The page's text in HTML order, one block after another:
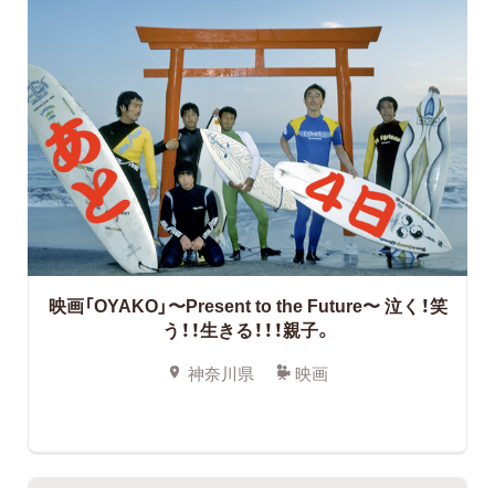
映画「OYAKO」〜Present to the Future〜 泣く！笑
う！！生きる！！！親子。
神奈川県 映画